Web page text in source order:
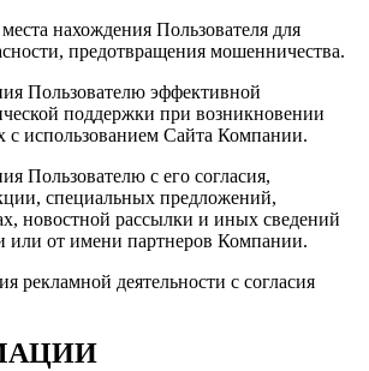
нахождения Пользователя для
предотвращения мошенничества.
Пользователю эффективной
поддержки при возникновении
с использованием Сайта Компании.
Пользователю с его согласия,
специальных предложений,
новостной рассылки и иных сведений
или от имени партнеров Компании.
рекламной деятельности с согласия